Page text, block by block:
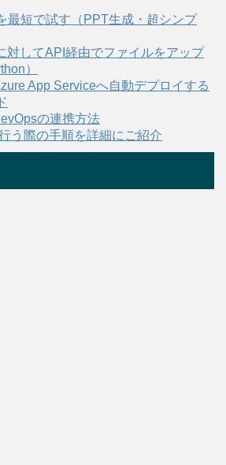
最短で試す（PPT生成・超シンプ
対してAPI経由でファイルをアップ
）
App Serviceへ自動デプロイする
の連携方法
う際の手順を詳細にご紹介